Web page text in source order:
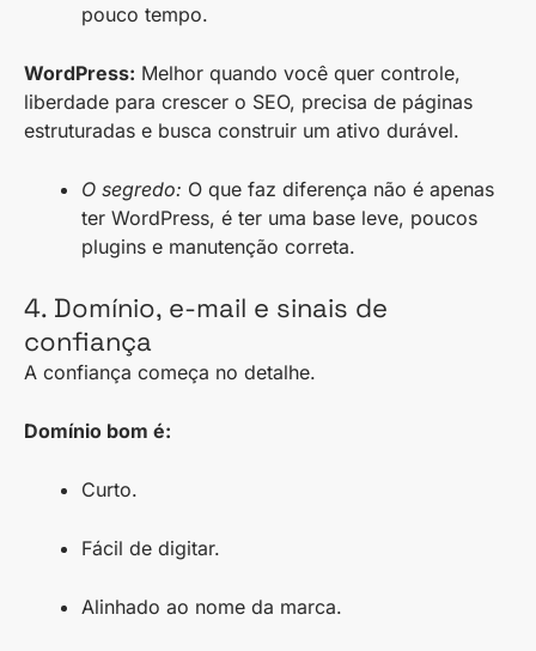
pouco tempo.
WordPress: Melhor quando você quer controle,
liberdade para crescer o SEO, precisa de páginas
estruturadas e busca construir um ativo durável.
O segredo: O que faz diferença não é apenas
ter WordPress, é ter uma base leve, poucos
plugins e manutenção correta.
4. Domínio, e-mail e sinais de
confiança
A confiança começa no detalhe.
Domínio bom é:
Curto.
Fácil de digitar.
Alinhado ao nome da marca.